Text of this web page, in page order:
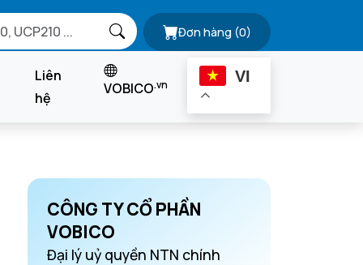
Đơn hàng (0)
Liên
hệ
VOBICO.vn VI
CÔNG TY CỔ PHẦN
VOBICO
Đại lý uỷ quyền NTN chính